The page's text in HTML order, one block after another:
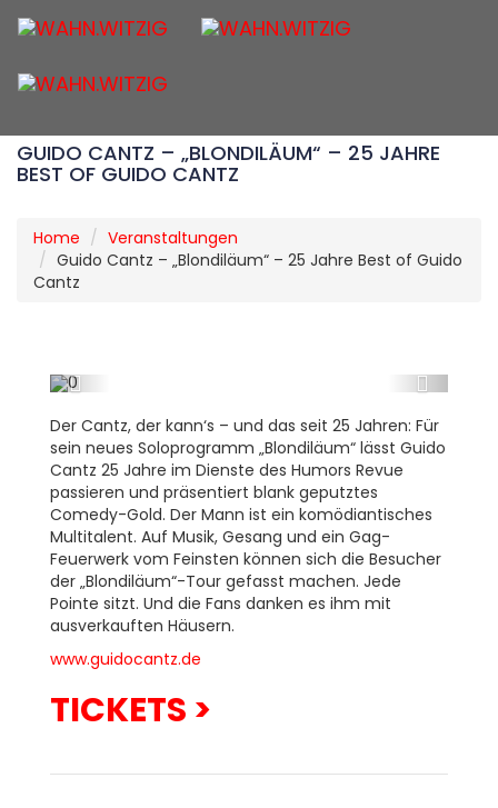
GUIDO CANTZ – „BLONDILÄUM“ – 25 JAHRE
BEST OF GUIDO CANTZ
Home
Veranstaltungen
Guido Cantz – „Blondiläum“ – 25 Jahre Best of Guido
Cantz
Vorwärts
Der Cantz, der kann‘s – und das seit 25 Jahren: Für
sein neues Soloprogramm „Blondiläum“ lässt Guido
Cantz 25 Jahre im Dienste des Humors Revue
passieren und präsentiert blank geputztes
Comedy-Gold. Der Mann ist ein komödiantisches
Multitalent. Auf Musik, Gesang und ein Gag-
Feuerwerk vom Feinsten können sich die Besucher
der „Blondiläum“-Tour gefasst machen. Jede
Pointe sitzt. Und die Fans danken es ihm mit
ausverkauften Häusern.
www.guidocantz.de
TICKETS >